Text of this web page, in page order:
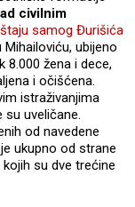
civilnim
samog Đurišića
ubijeno
8.000 žena i dece,
i očišćena.
istraživanjima
su uveličane.
od navedene
ukupno od strane
su dve trećine